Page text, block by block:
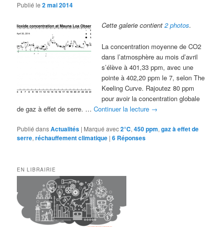
Publié le2 mai 2014
Cette galerie contient2 photos.
La concentration moyenne de CO2
dans l’atmosphère au mois d’avril
s’élève à 401,33 ppm, avec une
pointe à 402,20 ppm le 7, selon The
Keeling Curve. Rajoutez 80 ppm
pour avoir la concentration globale
de gaz à effet de serre. …Continuer la lecture →
Publié dansActualités | Marqué avec2°C,450 ppm,gaz à effet de
serre,réchauffement climatique |6 Réponses
EN LIBRAIRIE